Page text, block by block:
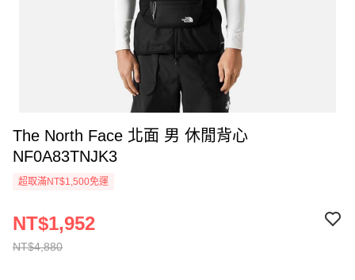
The North Face 北面 男 休閒背心
NF0A83TNJK3
超取滿NT$1,500免運
NT$4,880
NT$1,952